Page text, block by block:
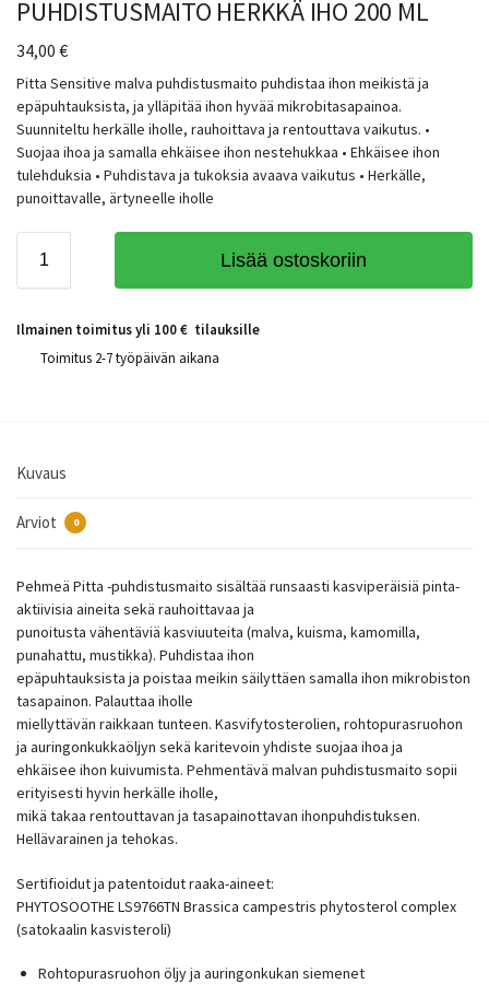
PUHDISTUSMAITO HERKKÄ IHO 200 ML
34,00 €
Pitta Sensitive malva puhdistusmaito puhdistaa ihon meikistä ja
epäpuhtauksista, ja ylläpitää ihon hyvää mikrobitasapainoa.
Suunniteltu herkälle iholle, rauhoittava ja rentouttava vaikutus. •
Suojaa ihoa ja samalla ehkäisee ihon nestehukkaa • Ehkäisee ihon
tulehduksia • Puhdistava ja tukoksia avaava vaikutus • Herkälle,
punoittavalle, ärtyneelle iholle
Lisää ostoskoriin
Ilmainen toimitus yli 100 € tilauksille
Toimitus 2-7 työpäivän aikana
Kuvaus
Arviot 0
Pehmeä Pitta -puhdistusmaito sisältää runsaasti kasviperäisiä pinta-
aktiivisia aineita sekä rauhoittavaa ja
punoitusta vähentäviä kasviuuteita (malva, kuisma, kamomilla,
punahattu, mustikka). Puhdistaa ihon
epäpuhtauksista ja poistaa meikin säilyttäen samalla ihon mikrobiston
tasapainon. Palauttaa iholle
miellyttävän raikkaan tunteen. Kasvifytosterolien, rohtopurasruohon
ja auringonkukkaöljyn sekä karitevoin yhdiste suojaa ihoa ja
ehkäisee ihon kuivumista. Pehmentävä malvan puhdistusmaito sopii
erityisesti hyvin herkälle iholle,
mikä takaa rentouttavan ja tasapainottavan ihonpuhdistuksen.
Hellävarainen ja tehokas.
Sertifioidut ja patentoidut raaka-aineet:
PHYTOSOOTHE LS9766TN Brassica campestris phytosterol complex
(satokaalin kasvisteroli)
Rohtopurasruohon öljy ja auringonkukan siemenet